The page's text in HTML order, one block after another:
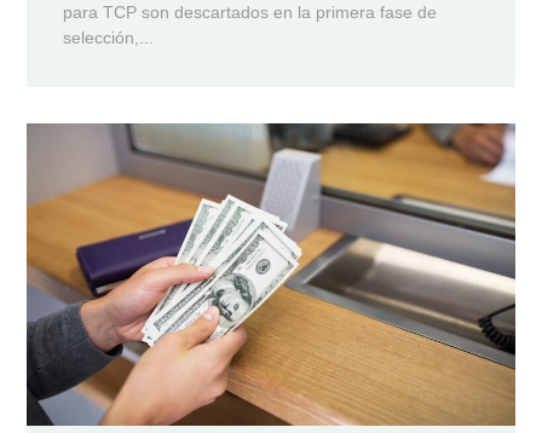
para TCP son descartados en la primera fase de
selección,...